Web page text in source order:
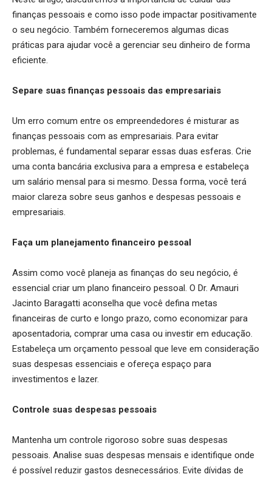
finanças pessoais e como isso pode impactar positivamente
o seu negócio. Também forneceremos algumas dicas
práticas para ajudar você a gerenciar seu dinheiro de forma
eficiente.
Separe suas finanças pessoais das empresariais
Um erro comum entre os empreendedores é misturar as
finanças pessoais com as empresariais. Para evitar
problemas, é fundamental separar essas duas esferas. Crie
uma conta bancária exclusiva para a empresa e estabeleça
um salário mensal para si mesmo. Dessa forma, você terá
maior clareza sobre seus ganhos e despesas pessoais e
empresariais.
Faça um planejamento financeiro pessoal
Assim como você planeja as finanças do seu negócio, é
essencial criar um plano financeiro pessoal. O Dr. Amauri
Jacinto Baragatti aconselha que você defina metas
financeiras de curto e longo prazo, como economizar para
aposentadoria, comprar uma casa ou investir em educação.
Estabeleça um orçamento pessoal que leve em consideração
suas despesas essenciais e ofereça espaço para
investimentos e lazer.
Controle suas despesas pessoais
Mantenha um controle rigoroso sobre suas despesas
pessoais. Analise suas despesas mensais e identifique onde
é possível reduzir gastos desnecessários. Evite dívidas de